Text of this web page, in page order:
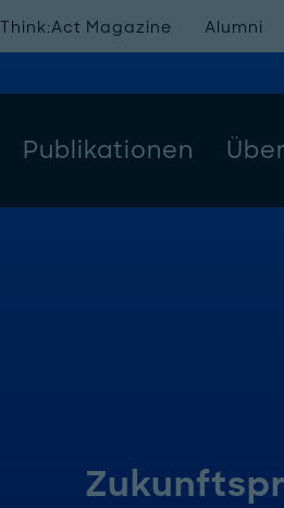
Publikationen
Think:Act Magazine Alumni